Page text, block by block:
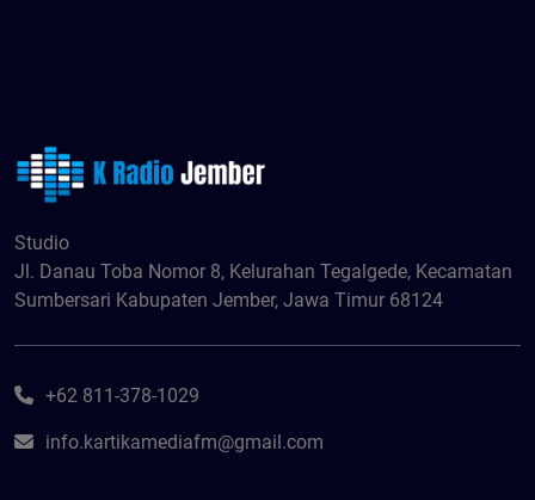
Studio
Jl. Danau Toba Nomor 8, Kelurahan Tegalgede, Kecamatan
Sumbersari Kabupaten Jember, Jawa Timur 68124
+62 811-378-1029
info.kartikamediafm@gmail.com